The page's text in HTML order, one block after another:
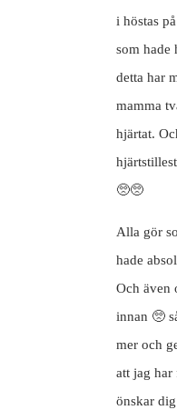
i höstas
som hade
detta har
mamma
hjärtat.
🥺🥺
Alla gör
hade
Och även
innan 🥺
mer och
att jag har
önskar